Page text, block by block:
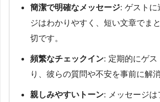
簡潔で明確なメッセージ: ゲストに
ジはわかりやすく、短い文章でま
切です。
頻繁なチェックイン: 定期的にゲス
り、彼らの質問や不安を事前に解
親しみやすいトーン: メッセージ